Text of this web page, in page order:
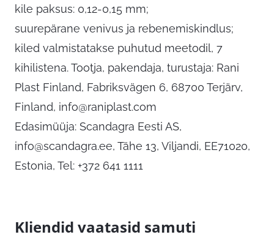
kile paksus: 0,12-0,15 mm;
suurepärane venivus ja rebenemiskindlus;
kiled valmistatakse puhutud meetodil, 7
kihilistena. Tootja, pakendaja, turustaja: Rani
Plast Finland, Fabriksvägen 6, 68700 Terjärv,
Finland, info@raniplast.com
Edasimüüja: Scandagra Eesti AS,
info@scandagra.ee, Tähe 13, Viljandi, EE71020,
Estonia, Tel: +372 641 1111
Kliendid vaatasid samuti